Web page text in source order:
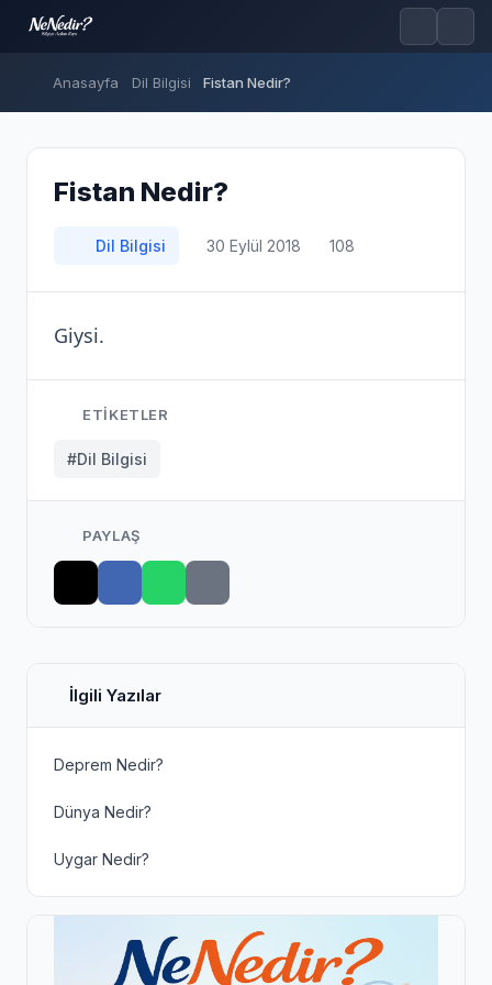
Anasayfa Dil Bilgisi Fistan Nedir?
Fistan Nedir?
Dil Bilgisi 30 Eylül 2018 108
Giysi.
ETIKETLER
#Dil Bilgisi
PAYLAŞ
İlgili Yazılar
Deprem Nedir?
Dünya Nedir?
Uygar Nedir?